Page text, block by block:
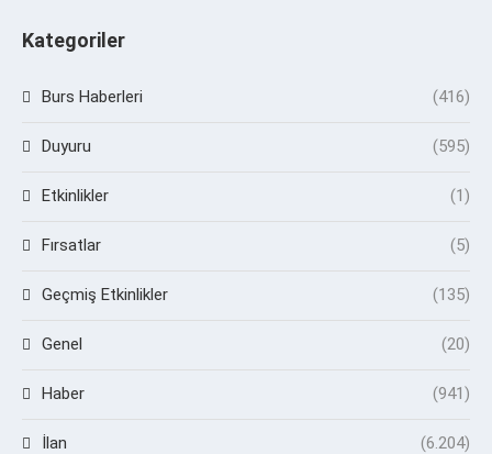
Kategoriler
Burs Haberleri (416)
Duyuru (595)
Etkinlikler (1)
Fırsatlar (5)
Geçmiş Etkinlikler (135)
Genel (20)
Haber (941)
İlan (6.204)